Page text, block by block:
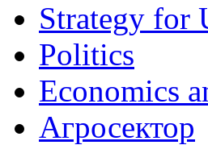
Strategy for
Politics
Economics
Агросектор